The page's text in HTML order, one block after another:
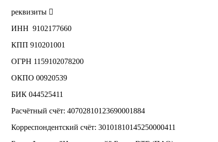
реквизиты
ИНН 9102177660
КПП 910201001
ОГРН 1159102078200
ОКПО 00920539
БИК 044525411
Расчётный счёт: 40702810123690001884
Корреспондентский счёт: 30101810145250000411